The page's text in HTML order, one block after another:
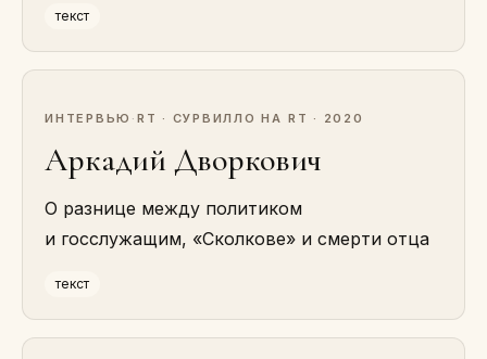
текст
ИНТЕРВЬЮ · RT · СУРВИЛЛО НА RT · 2020
Аркадий Дворкович
О разнице между политиком
и госслужащим, «Сколкове» и смерти отца
текст